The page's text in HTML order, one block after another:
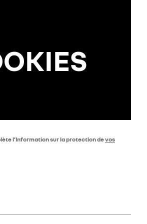
l’Information sur la protection devos